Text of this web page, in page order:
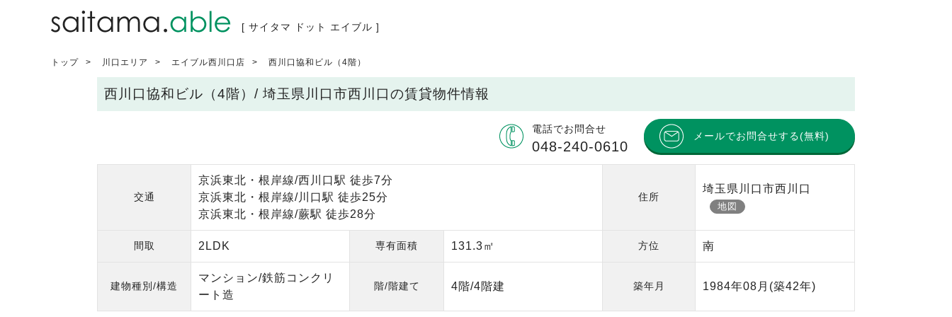
[ サイタマ ドット エイブル ]
トップ 川口エリア エイブル西川口店 西川口協和ビル（4階）
西川口協和ビル（4階）/ 埼玉県川口市西川口の賃貸物件情報
電話でお問合せ
048-240-0610
メールでお問合せする(無料)
交通
京浜東北・根岸線/西川口駅 徒歩7分
京浜東北・根岸線/川口駅 徒歩25分
京浜東北・根岸線/蕨駅 徒歩28分
住所
埼玉県川口市西川口
地図
間取 2LDK 専有面積 131.3㎡ 方位 南
建物種別/構造
マンション/鉄筋コンクリ
ート造
階/階建て 4階/4階建 築年月 1984年08月 (築42年)